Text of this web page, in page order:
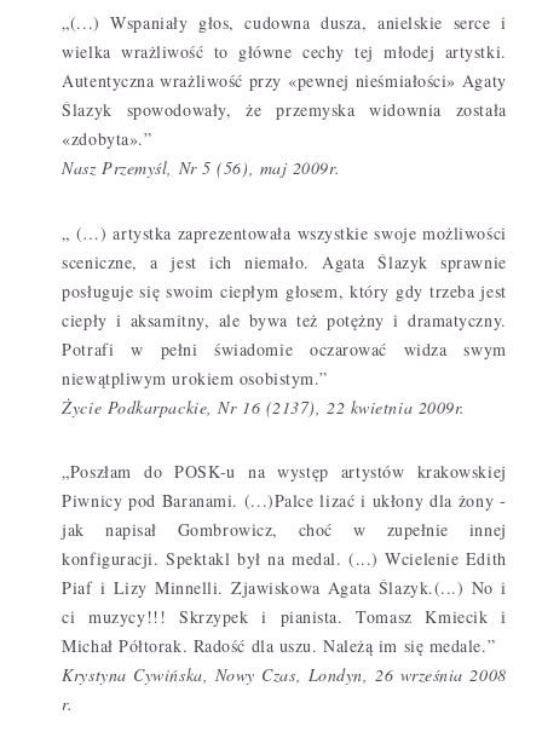
„(...) Wspaniały głos, cudowna dusza, anielskie serce i
wielka wrażliwość to główne cechy tej młodej artystki.
Autentyczna wrażliwość przy «pewnej nieśmiałości» Agaty
Ślazyk spowodowały, że przemyska widownia została
«zdobyta».”
Nasz Przemyśl, Nr 5 (56), maj 2009r.
„ (…) artystka zaprezentowała wszystkie swoje możliwości
sceniczne, a jest ich niemało. Agata Ślazyk sprawnie
posługuje się swoim ciepłym głosem, który gdy trzeba jest
ciepły i aksamitny, ale bywa też potężny i dramatyczny.
Potrafi w pełni świadomie oczarować widza swym
niewątpliwym urokiem osobistym.”
Życie Podkarpackie, Nr 16 (2137), 22 kwietnia 2009r.
„Poszłam do POSK-u na występ artystów krakowskiej
Piwnicy pod Baranami. (...)Palce lizać i ukłony dla żony -
jak napisał Gombrowicz, choć w zupełnie innej
konfiguracji. Spektakl był na medal. (...) Wcielenie Edith
Piaf i Lizy Minnelli. Zjawiskowa Agata Ślazyk.(...) No i
ci muzycy!!! Skrzypek i pianista. Tomasz Kmiecik i
Michał Półtorak. Radość dla uszu. Należą im się medale.”
Krystyna Cywińska, Nowy Czas, Londyn, 26 września 2008
r.